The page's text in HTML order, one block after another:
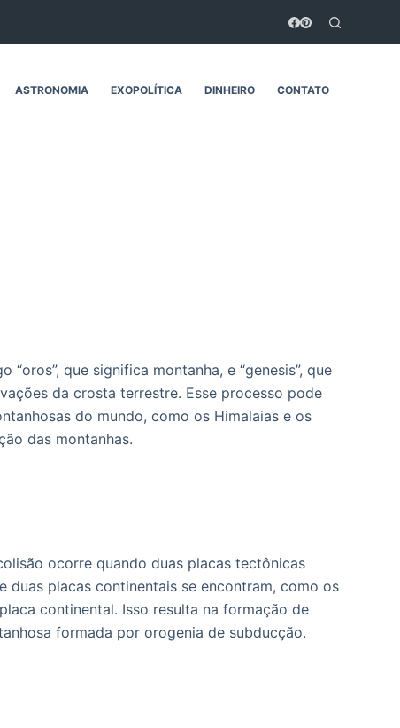
ASTRONOMIA EXOPOLÍTICA DINHEIRO CONTATO
que significa montanha, e “genesis”, que
da crosta terrestre. Esse processo pode
do mundo, como os Himalaias e os
das montanhas.
ocorre quando duas placas tectônicas
duas placas continentais se encontram, como os
continental. Isso resulta na formação de
formada por orogenia de subducção.